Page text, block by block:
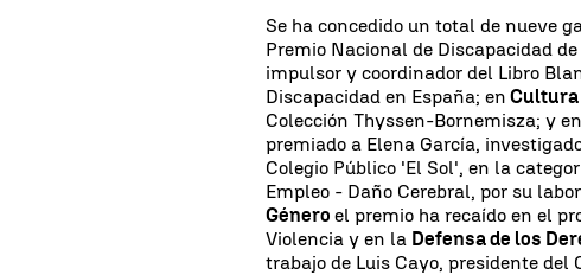
Se ha concedido un total de nueve
Premio Nacional de Discapacidad de
impulsor y coordinador del Libro
Discapacidad en España; en
Colección Thyssen-Bornemisza; y en
premiado a Elena García,
Colegio Público 'El Sol', en la
Empleo - Daño Cerebral, por su
Géneroel premio ha recaído en el
Violencia y en la Defensa de los
trabajo de Luis Cayo, presidente del